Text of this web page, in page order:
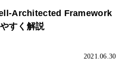
Architected Framework
すく解説
2021.06.30